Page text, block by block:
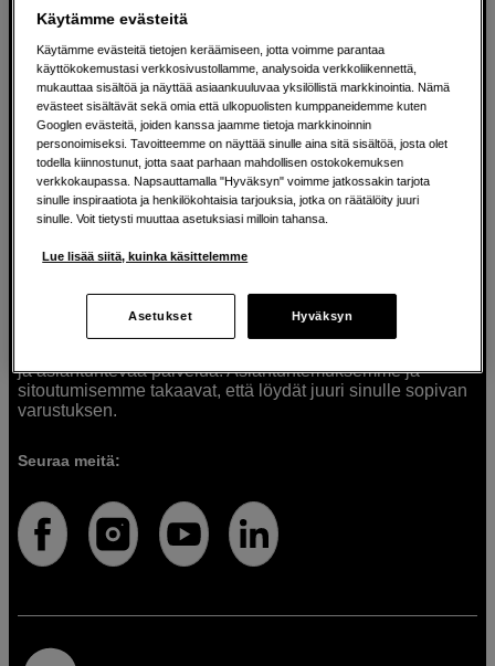
Ratkaisuja luoville ihmisille jo vuodesta
1982
Olemme Scandinavian Photolla jo yli 40 vuoden ajan
auttaneet luovia ihmisiä toteuttamaan visioitaan.
Tarjoamme inspiraatiota, asiantuntemusta ja tuotteita
muun muassa valokuvauksen, äänen, videokuvauksen ja
musiikin ja taiteen harrastajia. Oikeilla työkaluilla ideat
muuttuvat todellisuudeksi. Autamme sinua valitsemaan
ja asiantuntevaa palvelua. Asiantuntemuksemme ja
sitoutumisemme takaavat, että löydät juuri sinulle sopivan
varustuksen.
Seuraa meitä:
Käytämme evästeitä
Käytämme evästeitä tietojen keräämiseen, jotta voimme parantaa
käyttökokemustasi verkkosivustollamme, analysoida verkkoliikennettä,
mukauttaa sisältöä ja näyttää asiaankuuluvaa yksilöllistä markkinointia. Nämä
evästeet sisältävät sekä omia että ulkopuolisten kumppaneidemme kuten
Googlen evästeitä, joiden kanssa jaamme tietoja markkinoinnin
personoimiseksi. Tavoitteemme on näyttää sinulle aina sitä sisältöä, josta olet
todella kiinnostunut, jotta saat parhaan mahdollisen ostokokemuksen
verkkokaupassa. Napsauttamalla "Hyväksyn" voimme jatkossakin tarjota
sinulle inspiraatiota ja henkilökohtaisia tarjouksia, jotka on räätälöity juuri
sinulle. Voit tietysti muuttaa asetuksiasi milloin tahansa.
Lue lisää siitä, kuinka käsittelemme
Asetukset Hyväksyn